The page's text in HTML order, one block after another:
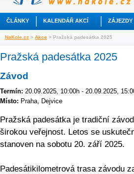
ČLÁNKY KALENDÁŘ AKCÍ ZÁJEZDY
NaKole.cz > Akce > Pražská padesátka 2025
Pražská padesátka 2025
Závod
Termín: 20.09.2025, 10:00h - 20.09.2025,
Místo: Praha, Dejvice
Pražská padesátka je tradiční
širokou veřejnost. Letos se
stanoven na sobotu 20. září 2025.
Padesátikilometrová trasa závodu